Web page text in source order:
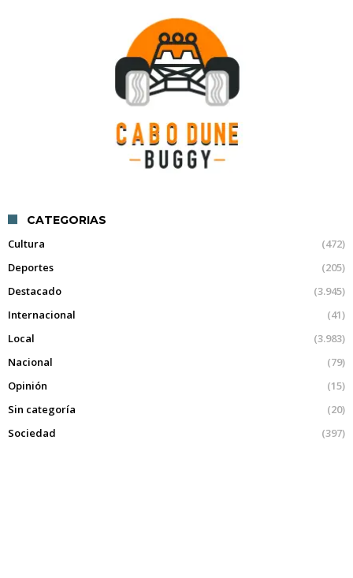
CATEGORIAS
Cultura
(472)
Deportes
(205)
Destacado
(3.945)
Internacional
(41)
Local
(3.983)
Nacional
(79)
Opinión
(15)
Sin categoría
(20)
Sociedad
(397)